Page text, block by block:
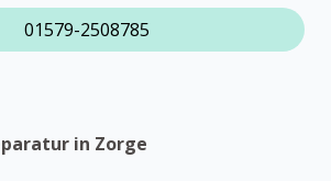
01579-2508785
in Zorge